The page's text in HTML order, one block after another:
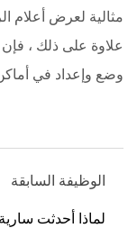
مثالية لعرض أعلام
علاوة على ذلك ، فإن
وضع وإعداد في
الوظيفة السابقة
لماذا أحدثت